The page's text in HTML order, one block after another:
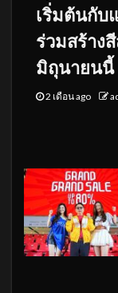
เริ่มต้นกับ
ร่วมสร้าง
มิถุนายนนี้
2 เดือน ago